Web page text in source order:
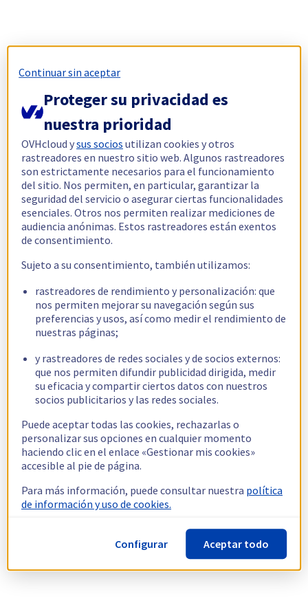
Continuar sin aceptar
Proteger su privacidad es
nuestra prioridad
OVHcloud ysus socios utilizan cookies y otros
rastreadores en nuestro sitio web. Algunos rastreadores
son estrictamente necesarios para el funcionamiento
del sitio. Nos permiten, en particular, garantizar la
seguridad del servicio o asegurar ciertas funcionalidades
esenciales. Otros nos permiten realizar mediciones de
audiencia anónimas. Estos rastreadores están exentos
de consentimiento.
Sujeto a su consentimiento, también utilizamos:
rastreadores de rendimiento y personalización: que
nos permiten mejorar su navegación según sus
preferencias y usos, así como medir el rendimiento de
nuestras páginas;
y rastreadores de redes sociales y de socios externos:
que nos permiten difundir publicidad dirigida, medir
su eficacia y compartir ciertos datos con nuestros
socios publicitarios y las redes sociales.
Puede aceptar todas las cookies, rechazarlas o
personalizar sus opciones en cualquier momento
haciendo clic en el enlace «Gestionar mis cookies»
accesible al pie de página.
Para más información, puede consultar nuestra política
de información y uso de cookies.
Configurar Aceptar todo